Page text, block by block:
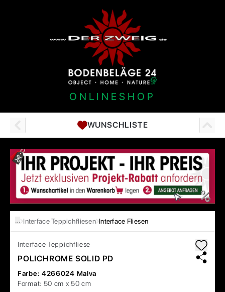
ONLINESHOP
WUNSCHLISTE
… Interface Teppichfliesen Interface Fliesen
Interface Teppichfliese
POLICHROME SOLID PD
Farbe: 4266024 Malva
Format: 50 cm x 50 cm